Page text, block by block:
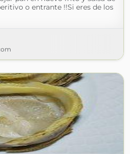
o entrante !!Si eres de los